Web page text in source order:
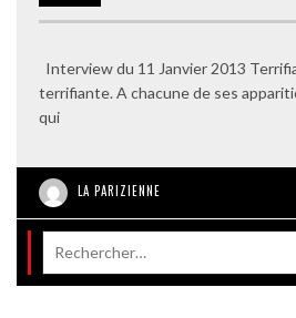
Interview du 11 Janvier 2013
terrifiante. A chacune de ses
qui
LA PARIZIENNE